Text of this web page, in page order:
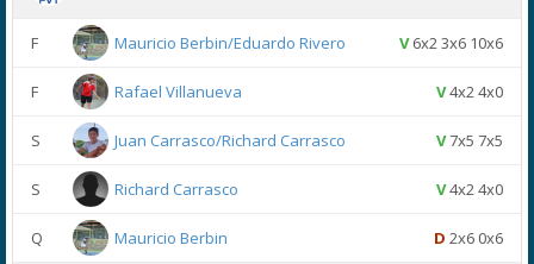
F Mauricio Berbin/Eduardo Rivero V6x2 3x6 10x6
F Rafael Villanueva V4x2 4x0
S Juan Carrasco/Richard Carrasco V7x5 7x5
S Richard Carrasco V4x2 4x0
Q Mauricio Berbin D 2x6 0x6